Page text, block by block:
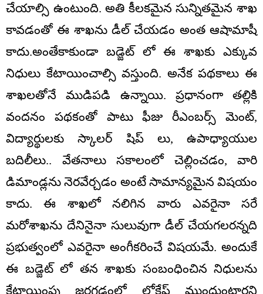
చేయాల్సి ఉంటుంది. అతి కీలకమైన సున్నితమైన శాఖ
కావడంతో ఈ శాఖను డీల్ చేయడం అంత ఆషామాషీ
కాదు.అంతేకాకుండా బడ్జెట్ లో ఈ శాఖకు ఎక్కువ
నిధులు కేటాయించాల్సి వస్తుంది. అనేక పథకాలు ఈ
శాఖలతోనే ముడిపడి ఉన్నాయి. ప్రధానంగా తల్లికి
వందనం పథకంతో పాటు ఫీజు రీఎంబర్స్ మెంట్,
విద్యార్థులకు స్కాలర్ షిప్ లు, ఉపాధ్యాయుల
బదిలీలు.. వేతనాలు సకాలంలో చెల్లించడం, వారి
డిమాండ్లను నెరవేర్చడం అంటే సామాన్యమైన విషయం
కాదు. ఈ శాఖలో నలిగిన వారు ఎవరైనా సరే
మరోశాఖను దేనినైనా సులువుగా డీల్ చేయగలరన్నది
ప్రభుత్వంలో ఎవరైనా అంగీకరించే విషయమే. అందుకే
ఈ బడ్జెట్ లో తన శాఖకు సంబంధించిన నిధులను
కేటాయింపు జరగడంలో లోకేష్ ముందుంటారని